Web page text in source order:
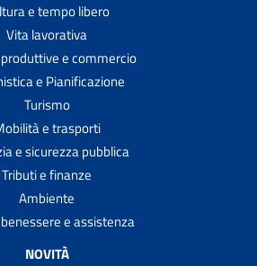
e tempo libero
Vita lavorativa
e commercio
e Pianificazione
Turismo
e trasporti
e sicurezza pubblica
Tributi e finanze
Ambiente
e assistenza
NOVITÀ